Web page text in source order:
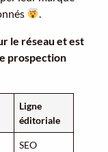
.
le réseau et est
prospection
Ligne
éditoriale
SEO